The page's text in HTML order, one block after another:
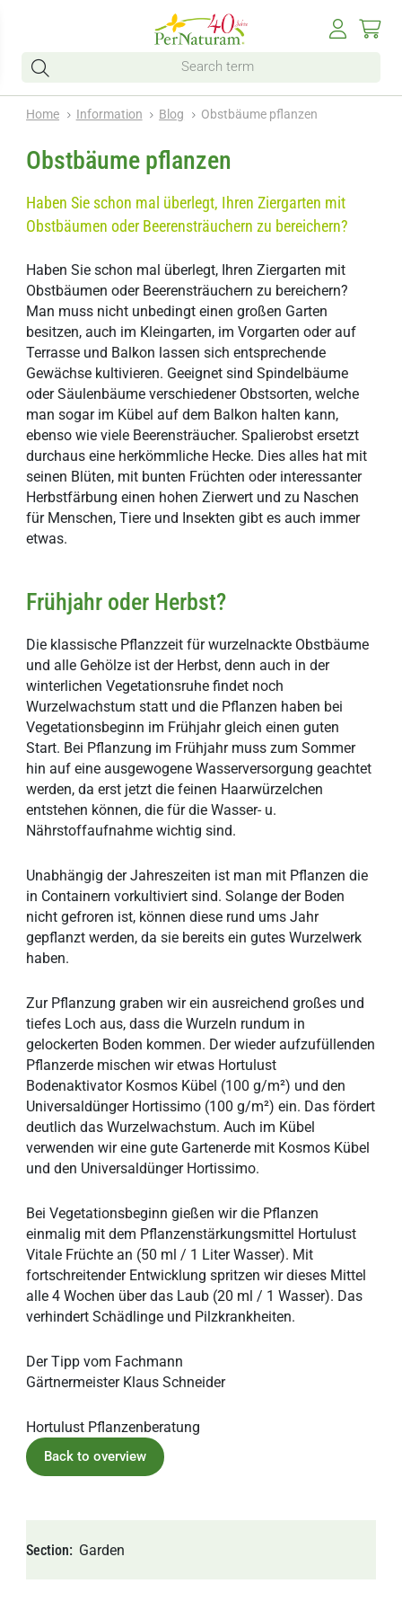
Home Information Blog Obstbäume pflanzen
Obstbäume pflanzen
Haben Sie schon mal überlegt, Ihren Ziergarten mit
Obstbäumen oder Beerensträuchern zu bereichern?
Haben Sie schon mal überlegt, Ihren Ziergarten mit
Obstbäumen oder Beerensträuchern zu bereichern?
Man muss nicht unbedingt einen großen Garten
besitzen, auch im Kleingarten, im Vorgarten oder auf
Terrasse und Balkon lassen sich entsprechende
Gewächse kultivieren. Geeignet sind Spindelbäume
oder Säulenbäume verschiedener Obstsorten, welche
man sogar im Kübel auf dem Balkon halten kann,
ebenso wie viele Beerensträucher. Spalierobst ersetzt
durchaus eine herkömmliche Hecke. Dies alles hat mit
seinen Blüten, mit bunten Früchten oder interessanter
Herbstfärbung einen hohen Zierwert und zu Naschen
für Menschen, Tiere und Insekten gibt es auch immer
etwas.
Frühjahr oder Herbst?
Die klassische Pflanzzeit für wurzelnackte Obstbäume
und alle Gehölze ist der Herbst, denn auch in der
winterlichen Vegetationsruhe findet noch
Wurzelwachstum statt und die Pflanzen haben bei
Vegetationsbeginn im Frühjahr gleich einen guten
Start. Bei Pflanzung im Frühjahr muss zum Sommer
hin auf eine ausgewogene Wasserversorgung geachtet
werden, da erst jetzt die feinen Haarwürzelchen
entstehen können, die für die Wasser- u.
Nährstoffaufnahme wichtig sind.
Unabhängig der Jahreszeiten ist man mit Pflanzen die
in Containern vorkultiviert sind. Solange der Boden
nicht gefroren ist, können diese rund ums Jahr
gepflanzt werden, da sie bereits ein gutes Wurzelwerk
haben.
Zur Pflanzung graben wir ein ausreichend großes und
tiefes Loch aus, dass die Wurzeln rundum in
gelockerten Boden kommen. Der wieder aufzufüllenden
Pflanzerde mischen wir etwas Hortulust
Bodenaktivator Kosmos Kübel (100 g/m²) und den
Universaldünger Hortissimo (100 g/m²) ein. Das fördert
deutlich das Wurzelwachstum. Auch im Kübel
verwenden wir eine gute Gartenerde mit Kosmos Kübel
und den Universaldünger Hortissimo.
Bei Vegetationsbeginn gießen wir die Pflanzen
einmalig mit dem Pflanzenstärkungsmittel Hortulust
Vitale Früchte an (50 ml / 1 Liter Wasser). Mit
fortschreitender Entwicklung spritzen wir dieses Mittel
alle 4 Wochen über das Laub (20 ml / 1 Wasser). Das
verhindert Schädlinge und Pilzkrankheiten.
Der Tipp vom Fachmann
Gärtnermeister Klaus Schneider
Hortulust Pflanzenberatung
Section Garden
Back to overview